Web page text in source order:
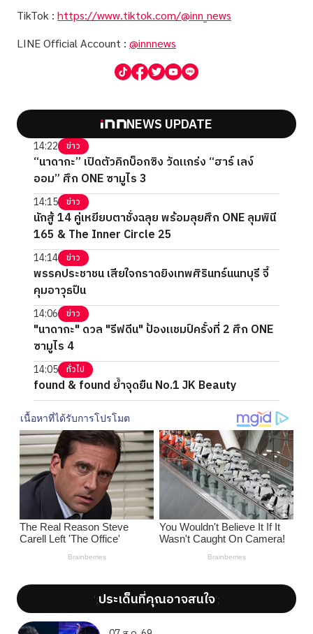
TikTok : https://www.tiktok.com/@inn_news
LINE Official Account : @innnews
NEWS UPDATE
14:22 ข่าว
“นาดากะ” เปิดตัวคิกบ็อกซิง วัดแกร่ง “ฮาร์ เลง์
ออม” ศึก ONE ซามูไร 3
14:15 ข่าว
นักสู้ 14 คู่เหยียบตาชั่งฉลุย พร้อมลุยศึก ONE ลุมพินี
165 & The Inner Circle 25
14:14 ข่าว
พรรคประชาชน เสียใจกราดยิงเทพศิรินทร์นนทบุรี จี้
คุมอาวุธปืน
14:06 ข่าว
"นาดากะ" ดวล "รีฟดีน" ป้องแชมป์ครั้งที่ 2 ศึก ONE
ซามูไร 4
14:05 ทั่วไป
found & found ย้ำจุดยืน No.1 JK Beauty
';ประเด็นที่คุณอาจสนใจ';